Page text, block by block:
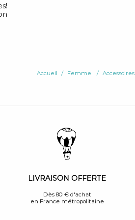
Accueil Femme Accessoires
LIVRAISON OFFERTE
Dès 80 € d'achat
en France métropolitaine